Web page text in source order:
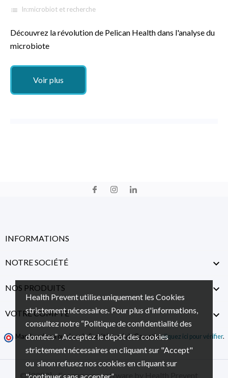
Health Prevent utilise uniquement les Cookies
strictement nécessaires. Pour plus d'informations,
consultez notre “Politique de confidentialité des
données” . Acceptez le dépôt des cookies
strictement nécessaires en cliquant sur "Accept"
ou sinon refusez nos cookies en cliquant sur
list In:microbiot et recherche
Découvrez la révolution de Pelican Health dans l'analyse du
microbiote
Voir plus
INFORMATIONS
NOTRE SOCIÉTÉ 
NOS PRODUITS 
VOTRE COMPTE 
Marchand approuvé par la Société des Avis Garantis,cliquez ici pour vérifier.
© [2022] - Ecommerce software by Health Prevent